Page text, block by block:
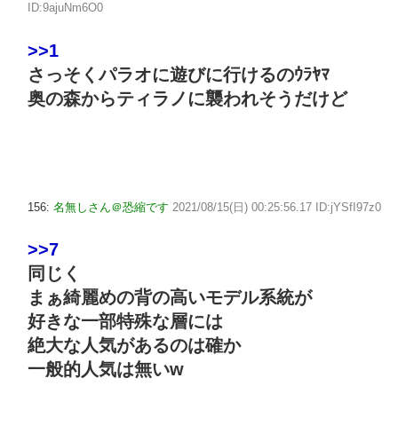
ID:9ajuNm6O0
>>1
さっそくパラオに遊びに行けるのｳﾗﾔﾏ
奥の森からティラノに襲われそうだけど
156: 名無しさん＠恐縮です 2021/08/15(日) 00:25:56.17 ID:jYSfI97z0
>>7
同じく
まぁ綺麗めの背の高いモデル系統が
好きな一部特殊な層には
絶大な人気があるのは確か
一般的人気は無いw